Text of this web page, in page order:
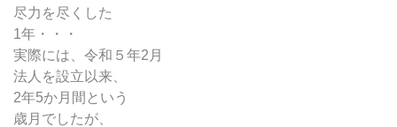
尽力を尽くした
1年・・・
実際には、令和５年2月
法人を設立以来、
2年5か月間という
歳月でしたが、